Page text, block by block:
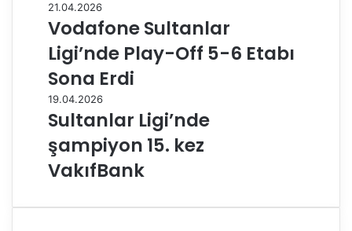
21.04.2026
Vodafone Sultanlar
Ligi’nde Play-Off 5-6 Etabı
Sona Erdi
19.04.2026
Sultanlar Ligi’nde
şampiyon 15. kez
VakıfBank